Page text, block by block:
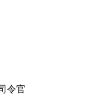
令官